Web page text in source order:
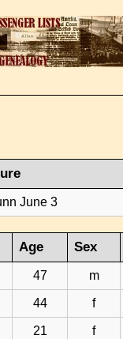
June 3
Age Sex
47 m
44 f
21 f